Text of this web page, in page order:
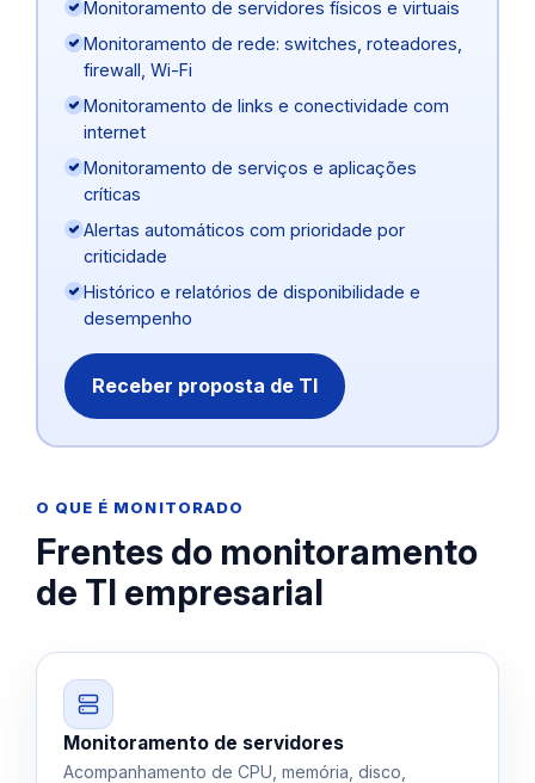
Monitoramento de servidores físicos e virtuais
Monitoramento de rede: switches, roteadores,
firewall, Wi-Fi
Monitoramento de links e conectividade com
internet
Monitoramento de serviços e aplicações
críticas
Alertas automáticos com prioridade por
criticidade
Histórico e relatórios de disponibilidade e
desempenho
Receber proposta de TI
O QUE É MONITORADO
Frentes do monitoramento
de TI empresarial
Monitoramento de servidores
Acompanhamento de CPU, memória, disco,